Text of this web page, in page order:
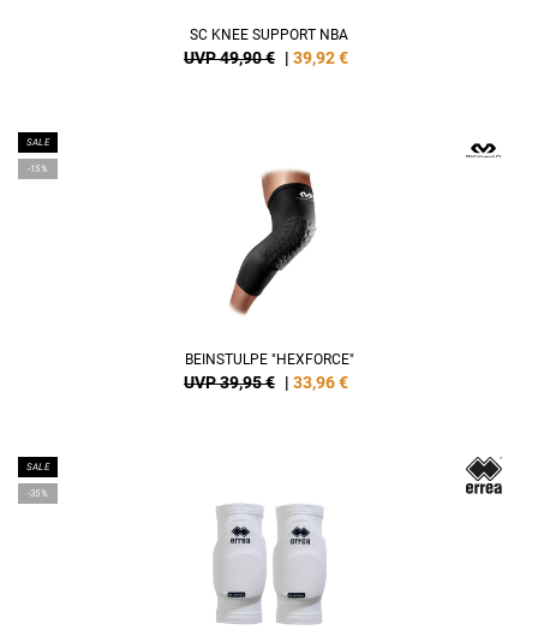
SC KNEE SUPPORT NBA
UVP 49,90 € | 39,92€
SALE
-15%
BEINSTULPE "HEXFORCE"
UVP 39,95 € | 33,96€
SALE
-35%